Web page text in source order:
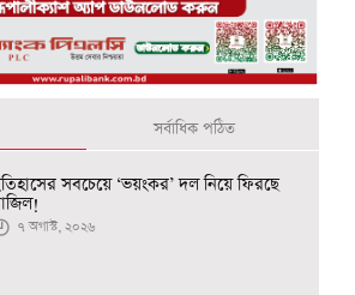
সর্বাধিক পঠিত
সবচেয়ে ‘ভয়ংকর’ দল নিয়ে ফিরছে
৭ অগাস্ট, ২০২৬